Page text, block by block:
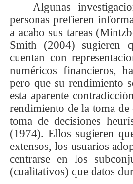
Algunas
personas prefieren
a acabo sus tareas
Smith (2004) sugieren
cuentan con
numéricos financieros,
pero que su rendimiento
esta aparente
rendimiento de la toma de
toma de decisiones
(1974). Ellos sugieren
extensos, los usuarios
centrarse en los
(cualitativos) que datos